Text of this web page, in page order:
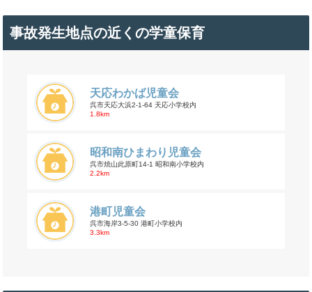
事故発生地点の近くの学童保育
天応わかば児童会
呉市天応大浜2-1-64 天応小学校内
1.8km
昭和南ひまわり児童会
呉市焼山此原町14-1 昭和南小学校内
2.2km
港町児童会
呉市海岸3-5-30 港町小学校内
3.3km